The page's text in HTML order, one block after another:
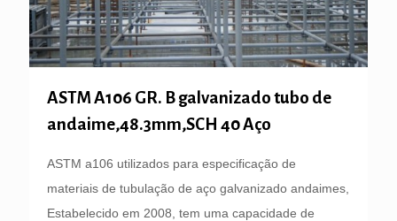
ASTM A106 GR. B galvanizado tubo de
andaime,48.3mm,SCH 40 Aço
ASTM a106 utilizados para especificação de
materiais de tubulação de aço galvanizado andaimes,
Estabelecido em 2008, tem uma capacidade de